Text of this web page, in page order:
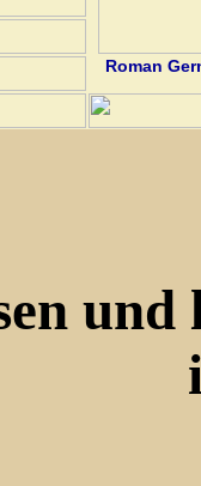
Roman